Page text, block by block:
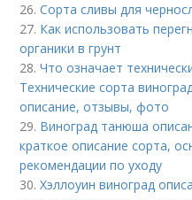
26.Сорта сливы для
27. Как использовать
органики в грунт
28.Что означает
Технические сорта
описание, отзывы, фото
29. Виноград танюша
краткое описание сорта,
рекомендации по уходу
30.Хэллоуин виноград